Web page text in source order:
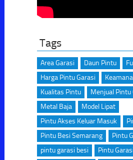
Tags
Area Garasi Daun Pintu
Harga Pintu Garasi
Kualitas Pintu
Menjual Pintu
Metal Baja
Model Lipat
Pintu Akses Keluar Masuk
Pintu Besi Semarang
Pintu
pintu garasi besi
Pintu